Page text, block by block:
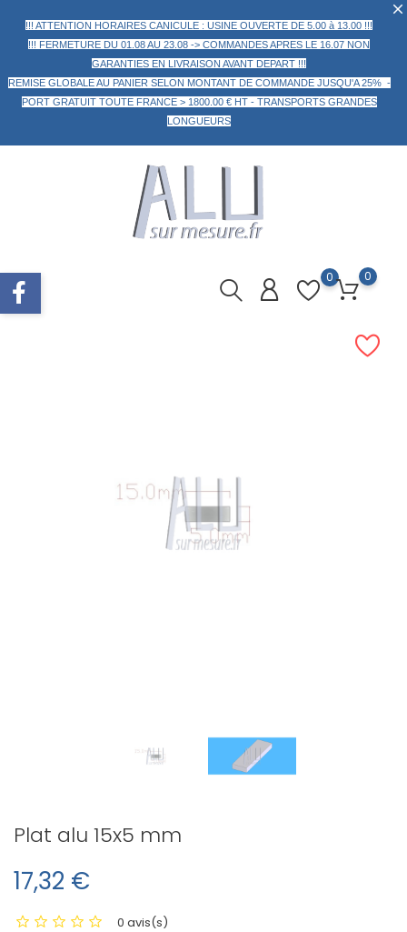
!!! ATTENTION HORAIRES CANICULE : USINE OUVERTE DE 5.00 à 13.00 !!!
!!! FERMETURE DU 01.08 AU 23.08 -> COMMANDES APRES LE 16.07 NON
GARANTIES EN LIVRAISON AVANT DEPART !!!
REMISE GLOBALE AU PANIER SELON MONTANT DE COMMANDE JUSQU'A 25% -
PORT GRATUIT TOUTE FRANCE > 1800.00 € HT - TRANSPORTS GRANDES
LONGUEURS
0 0
Plat alu 15x5 mm
17,32 €
0 avis(s)